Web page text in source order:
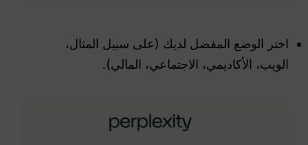
اختر الوضع المفضل لديك (على سبيل المثال،
الويب، الأكاديمي، الاجتماعي، المالي).